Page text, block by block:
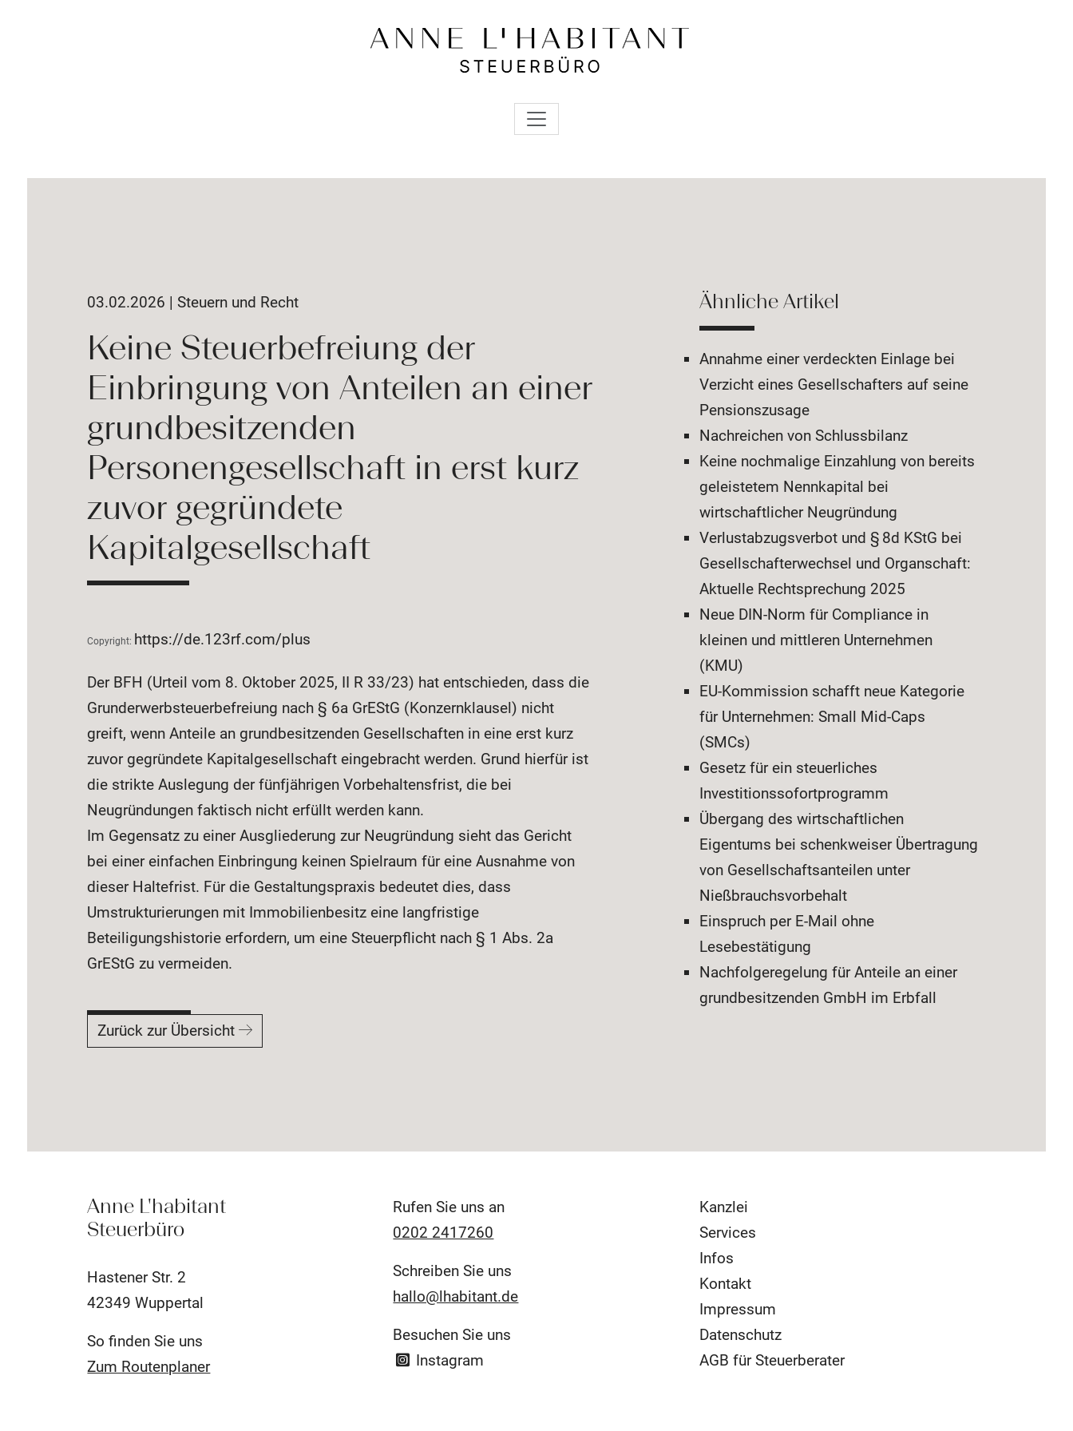
03.02.2026 | Steuern und Recht
Keine Steuerbefreiung der
Einbringung von Anteilen an einer
grundbesitzenden
Personengesellschaft in erst kurz
zuvor gegründete
Kapitalgesellschaft
Copyright: https://de.123rf.com/plus
Der BFH (Urteil vom 8. Oktober 2025, II R 33/23) hat entschieden, dass die
Grunderwerbsteuerbefreiung nach § 6a GrEStG (Konzernklausel) nicht
greift, wenn Anteile an grundbesitzenden Gesellschaften in eine erst kurz
zuvor gegründete Kapitalgesellschaft eingebracht werden. Grund hierfür ist
die strikte Auslegung der fünfjährigen Vorbehaltensfrist, die bei
Neugründungen faktisch nicht erfüllt werden kann.
Im Gegensatz zu einer Ausgliederung zur Neugründung sieht das Gericht
bei einer einfachen Einbringung keinen Spielraum für eine Ausnahme von
dieser Haltefrist. Für die Gestaltungspraxis bedeutet dies, dass
Umstrukturierungen mit Immobilienbesitz eine langfristige
Beteiligungshistorie erfordern, um eine Steuerpflicht nach § 1 Abs. 2a
GrEStG zu vermeiden.
Zurück zur Übersicht
Ähnliche Artikel
Annahme einer verdeckten Einlage bei
Verzicht eines Gesellschafters auf seine
Pensionszusage
Nachreichen von Schlussbilanz
Keine nochmalige Einzahlung von bereits
geleistetem Nennkapital bei
wirtschaftlicher Neugründung
Verlustabzugsverbot und § 8d KStG bei
Gesellschafterwechsel und Organschaft:
Aktuelle Rechtsprechung 2025
Neue DIN-Norm für Compliance in
kleinen und mittleren Unternehmen
(KMU)
EU-Kommission schafft neue Kategorie
für Unternehmen: Small Mid-Caps
(SMCs)
Gesetz für ein steuerliches
Investitionssofortprogramm
Übergang des wirtschaftlichen
Eigentums bei schenkweiser Übertragung
von Gesellschaftsanteilen unter
Nießbrauchsvorbehalt
Einspruch per E-Mail ohne
Lesebestätigung
Nachfolgeregelung für Anteile an einer
grundbesitzenden GmbH im Erbfall
Anne L'habitant
Steuerbüro
Hastener Str. 2
42349 Wuppertal
So finden Sie uns
Zum Routenplaner
Rufen Sie uns an
0202 2417260
Schreiben Sie uns
hallo@lhabitant.de
Besuchen Sie uns
Instagram
Kanzlei
Services
Infos
Kontakt
Impressum
Datenschutz
AGB für Steuerberater